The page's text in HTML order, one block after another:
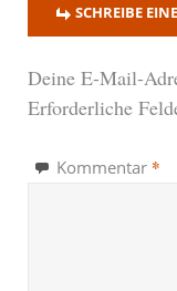
SCHREIBE
Deine E-Mail-
Erforderliche
Kommentar *